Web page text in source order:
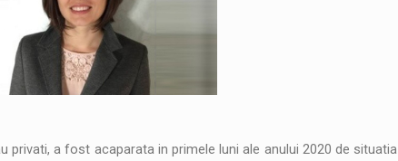
a fost acaparata in primele luni ale anului 2020 de situatia